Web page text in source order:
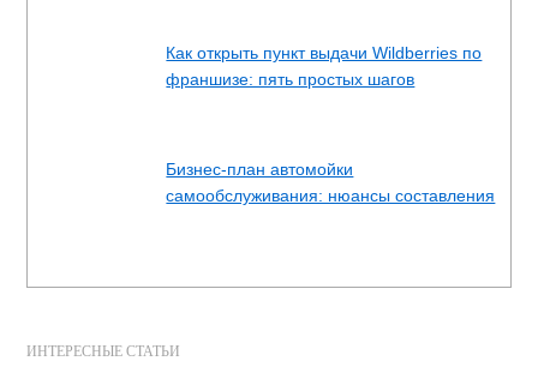
Как открыть пункт выдачи Wildberries по
франшизе: пять простых шагов
Бизнес-план автомойки
самообслуживания: нюансы составления
ИНТЕРЕСНЫЕ СТАТЬИ